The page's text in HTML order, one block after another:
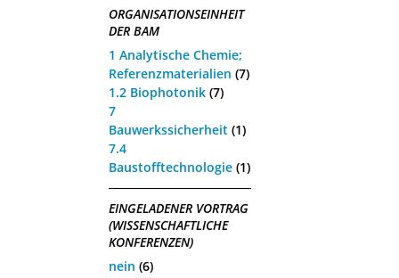
ORGANISATIONSEINHEIT
DER BAM
1 Analytische Chemie;
Referenzmaterialien (7)
1.2 Biophotonik (7)
7
Bauwerkssicherheit (1)
7.4
Baustofftechnologie (1)
EINGELADENER VORTRAG
(WISSENSCHAFTLICHE
KONFERENZEN)
nein (6)